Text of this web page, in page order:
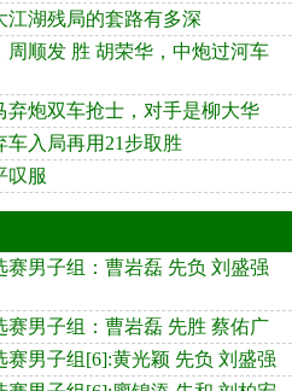
江湖残局的套路有多深
周顺发 胜 胡荣华，中炮过河车
炮双车抢士，对手是柳大华
入局再用21步取胜
叹服
赛男子组：曹岩磊 先负 刘盛强
赛男子组：曹岩磊 先胜 蔡佑广
赛男子组[6]:黄光颖 先负 刘盛强